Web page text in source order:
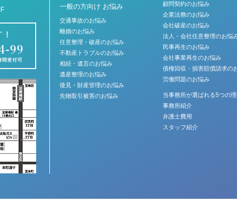
一般の方向け お悩み
交通事故のお悩み
離婚のお悩み
任意整理・破産のお悩み
不動産トラブルのお悩み
相続・遺言のお悩み
遺産整理のお悩み
後見・財産管理のお悩み
先物取引被害のお悩み
顧問契約のお悩み
企業法務のお悩み
会社破産のお悩み
法人・会社任意整理のお悩
民事再生のお悩み
会社事業再生のお悩み
債権回収・損害賠償請求の
労働問題のお悩み
当事務所が選ばれる5つの
事務所紹介
弁護士費用
スタッフ紹介